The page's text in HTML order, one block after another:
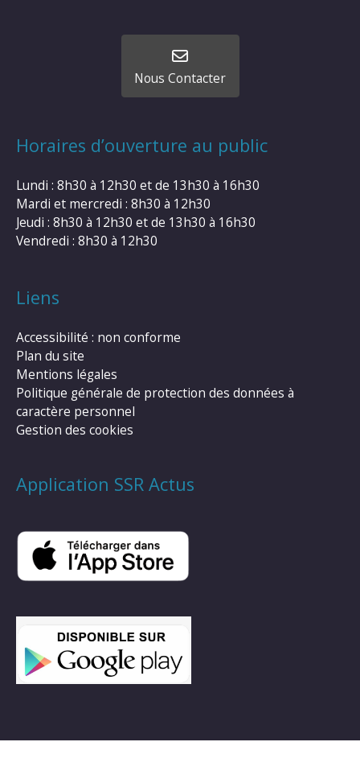
Nous Contacter
Horaires d’ouverture au public
Lundi : 8h30 à 12h30 et de 13h30 à 16h30
Mardi et mercredi : 8h30 à 12h30
Jeudi : 8h30 à 12h30 et de 13h30 à 16h30
Vendredi : 8h30 à 12h30
Liens
Accessibilité : non conforme
Plan du site
Mentions légales
Politique générale de protection des données à
caractère personnel
Gestion des cookies
Application SSR Actus